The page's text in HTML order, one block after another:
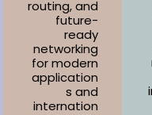
routing, and
future-
ready
networking
for modern
application
s and
internation